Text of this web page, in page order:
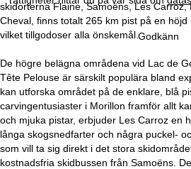
Godkänn
skidorterna Flaine, Samoëns, Les Carroz,
Cheval, finns totalt 265 km pist på en höjd
vilket tillgodoser alla önskemål.
De högre belägna områdena vid Lac de
Tête Pelouse är särskilt populära bland
kan utforska området på de enklare, blå
carvingentusiaster i Morillon framför allt
och mjuka pistar, erbjuder Les Carroz en
långa skogsnedfarter och några puckel-
som vill ta sig direkt i det stora
kostnadsfria skidbussen från Samoëns.